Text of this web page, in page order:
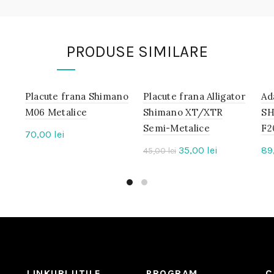
PRODUSE SIMILARE
IN
STOC
Placute frana Shimano
M06 Metalice
70,00 lei -22%
IN
STOC
Placute frana Alligator
Shimano XT/XTR
Semi-Metalice
45,00lei Prețul
35,00 lei